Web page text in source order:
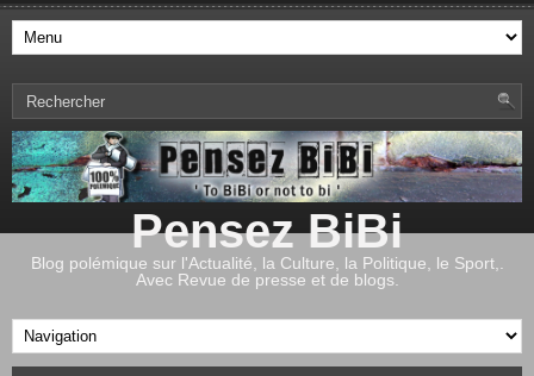
Pensez BiBi
Blog polémique sur l'Actualité, la Culture, la Politique, le Sport,.
Avec Revue de presse et de blogs.